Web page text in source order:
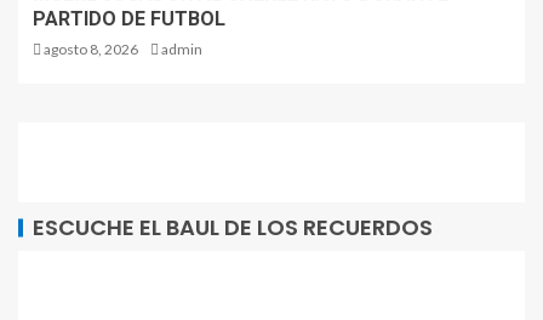
PARTIDO DE FUTBOL
agosto 8, 2026 admin
ESCUCHE EL BAUL DE LOS RECUERDOS